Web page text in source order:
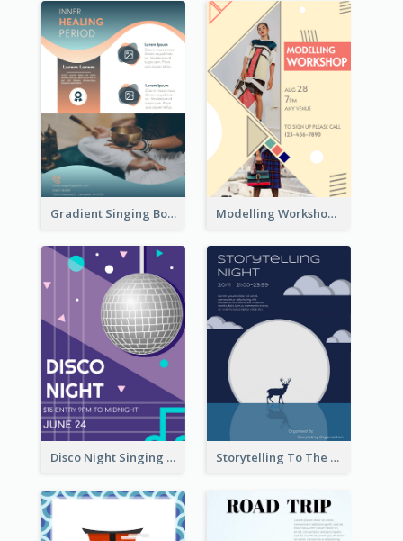
Gradient Singing Bowl Flyer Modelling Workshop Flyer
Disco Night Singing And Dancing Flyer Storytelling To The Moon Event Flyer